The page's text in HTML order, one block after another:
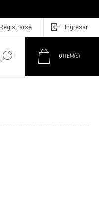
Registrarse Ingresar
0 ITEM(S)